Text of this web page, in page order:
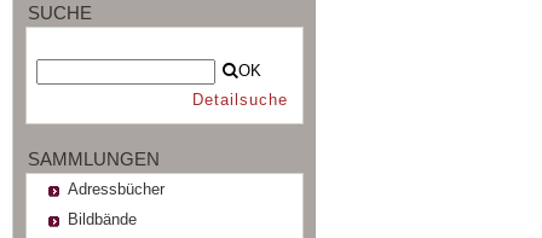
SUCHE
OK
Detailsuche
SAMMLUNGEN
Adressbücher
Bildbände